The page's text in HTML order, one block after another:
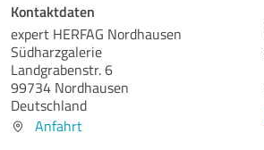
Kontaktdaten
expert HERFAG Nordhausen
Südharzgalerie
Landgrabenstr. 6
99734 Nordhausen
Deutschland
Anfahrt